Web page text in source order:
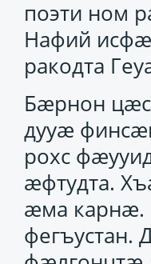
поэти ном
Нафий
ракодта
Бӕрнон
дууӕ
рохс
ӕфтудта.
ӕма карнӕ.
фегъустан.